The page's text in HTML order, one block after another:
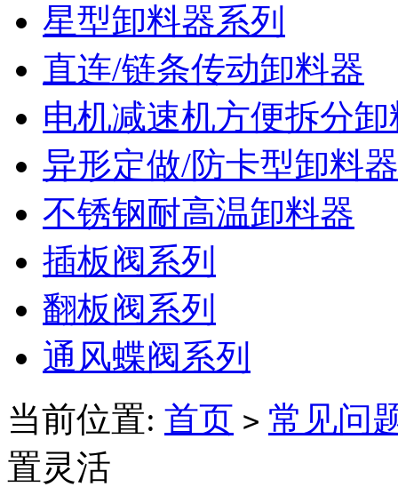
星型卸料器系列
直连/链条传动卸料器
电机减速机方便拆分卸
异形定做/防卡型卸料器
不锈钢耐高温卸料器
插板阀系列
翻板阀系列
通风蝶阀系列
当前位置: 首页 > 常见问
置灵活